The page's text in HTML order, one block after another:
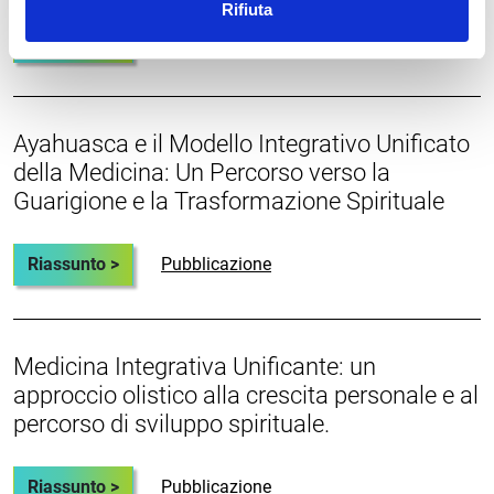
Rifiuta
Riassunto > Pubblicazione
Ayahuasca e il Modello Integrativo Unificato
della Medicina: Un Percorso verso la
Guarigione e la Trasformazione Spirituale
Riassunto > Pubblicazione
Medicina Integrativa Unificante: un
approccio olistico alla crescita personale e al
percorso di sviluppo spirituale.
Riassunto > Pubblicazione